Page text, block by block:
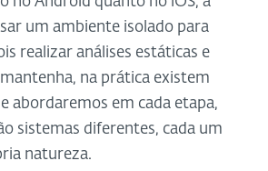
um ambiente isolado para
realizar análises estáticas e
na prática existem
abordaremos em cada etapa,
sistemas diferentes, cada um
natureza.